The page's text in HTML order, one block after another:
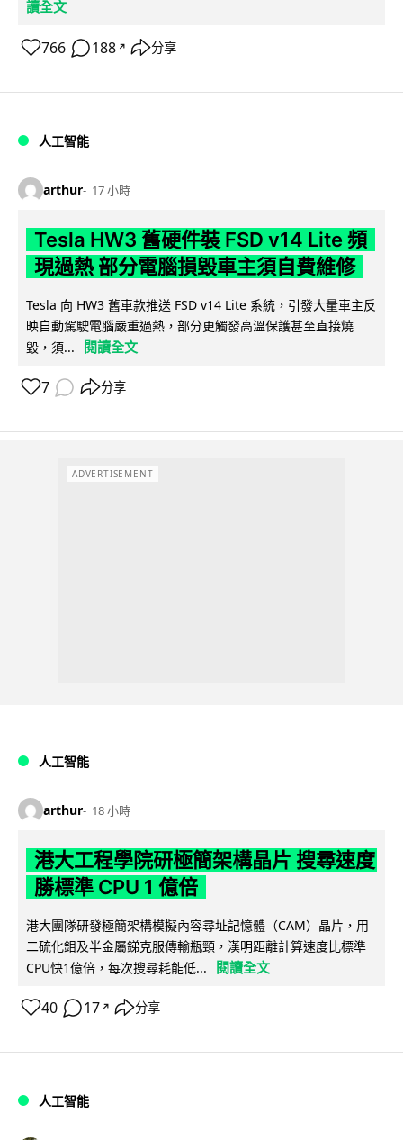
讀全文
766 188 ↗ 分享
人工智能
arthur 17 小時
Tesla HW3 舊硬件裝 FSD v14 Lite 頻
現過熱 部分電腦損毀車主須自費維修
Tesla 向 HW3 舊車款推送 FSD v14 Lite 系統，引發大量車主反
映自動駕駛電腦嚴重過熱，部分更觸發高溫保護甚至直接燒
毀，須...
閱讀全文
7 分享
ADVERTISEMENT
人工智能
arthur 18 小時
港大工程學院研極簡架構晶片 搜尋速度
勝標準 CPU 1 億倍
港大團隊研發極簡架構模擬內容尋址記憶體（CAM）晶片，用
二硫化鉬及半金屬銻克服傳輸瓶頸，漢明距離計算速度比標準
CPU快1億倍，每次搜尋耗能低...
閱讀全文
40 17 ↗ 分享
人工智能